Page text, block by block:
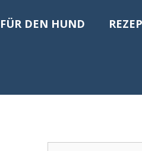
FÜR DEN HUND